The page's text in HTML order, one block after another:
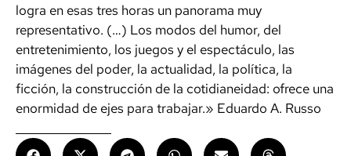
logra en esas tres horas un panorama muy
representativo. (…) Los modos del humor, del
entretenimiento, los juegos y el espectáculo, las
imágenes del poder, la actualidad, la política, la
ficción, la construcción de la cotidianeidad: ofrece una
enormidad de ejes para trabajar.» Eduardo A. Russo